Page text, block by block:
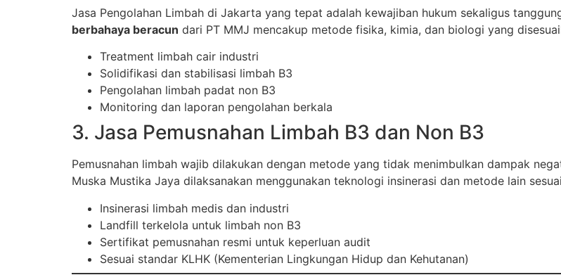
Jasa Pengolahan Limbah di Jakarta yang tepat adalah kewajiban hukum sekaligus
berbahaya beracun dari PT MMJ mencakup metode fisika, kimia, dan biologi yang
Treatment limbah cair industri
Solidifikasi dan stabilisasi limbah B3
Pengolahan limbah padat non B3
Monitoring dan laporan pengolahan berkala
3. Jasa Pemusnahan Limbah B3 dan Non B3
Pemusnahan limbah wajib dilakukan dengan metode yang tidak menimbulkan dampak
Muska Mustika Jaya dilaksanakan menggunakan teknologi insinerasi dan metode lain
Insinerasi limbah medis dan industri
Landfill terkelola untuk limbah non B3
Sertifikat pemusnahan resmi untuk keperluan audit
Sesuai standar KLHK (Kementerian Lingkungan Hidup dan Kehutanan)